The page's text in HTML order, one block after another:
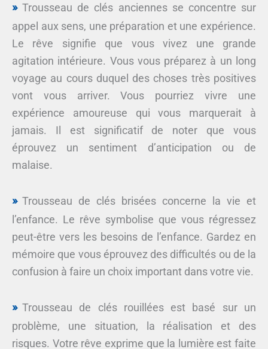
Trousseau de clés anciennes se concentre sur
appel aux sens, une préparation et une expérience.
Le rêve signifie que vous vivez une grande
agitation intérieure. Vous vous préparez à un long
voyage au cours duquel des choses très positives
vont vous arriver. Vous pourriez vivre une
expérience amoureuse qui vous marquerait à
jamais. Il est significatif de noter que vous
éprouvez un sentiment d’anticipation ou de
malaise.
Trousseau de clés brisées concerne la vie et
l’enfance. Le rêve symbolise que vous régressez
peut-être vers les besoins de l’enfance. Gardez en
mémoire que vous éprouvez des difficultés ou de la
confusion à faire un choix important dans votre vie.
Trousseau de clés rouillées est basé sur un
problème, une situation, la réalisation et des
risques. Votre rêve exprime que la lumière est faite